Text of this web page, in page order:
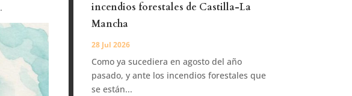
.
incendios forestales de Castilla-La
Mancha
28 Jul 2026
Como ya sucediera en agosto del año
pasado, y ante los incendios forestales que
se están...